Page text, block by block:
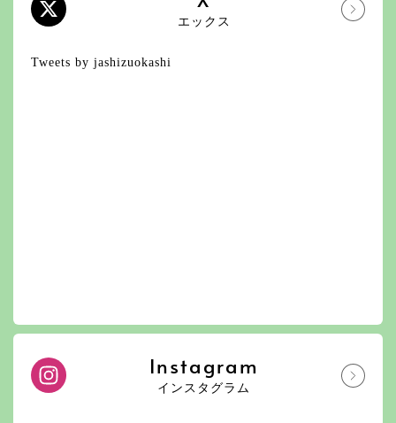
エックス
Tweets by jashizuokashi
Instagram
インスタグラム